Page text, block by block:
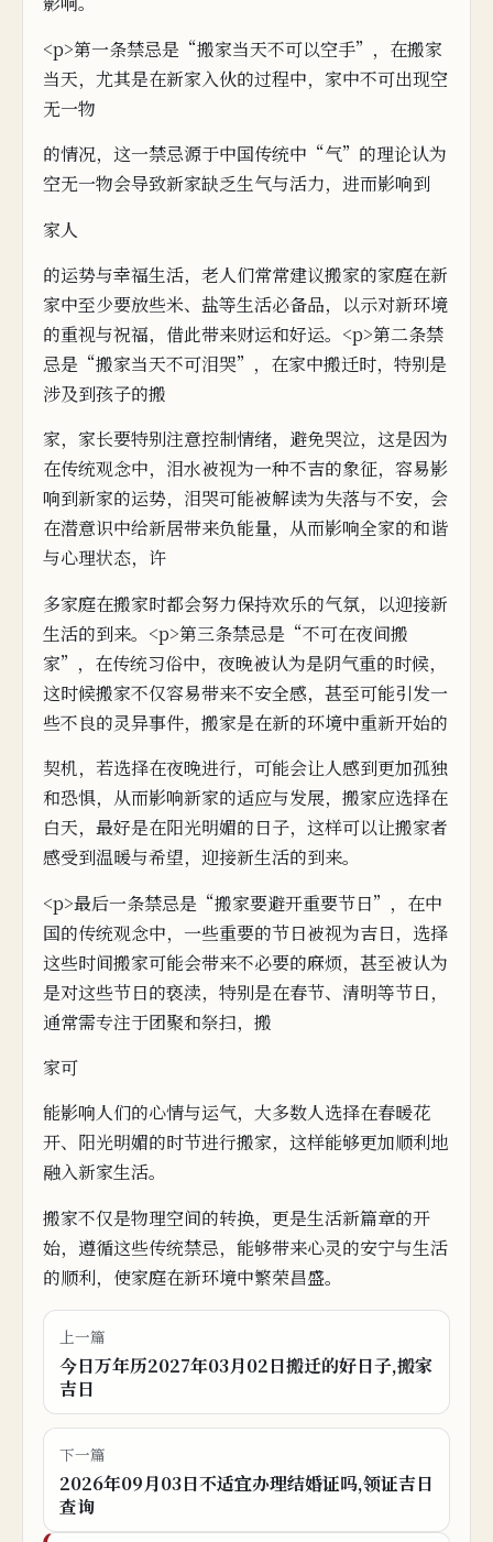
<p>第一条禁忌是“搬家当天不可以空手”，在搬家
当天，尤其是在新家入伙的过程中，家中不可出现空
无一物
的情况，这一禁忌源于中国传统中“气”的理论认为
空无一物会导致新家缺乏生气与活力， 进而影响到
家人
的运势与幸福生活， 老人们常常建议搬家的家庭在新
家中至少要放些米、盐等生活必备品， 以示对新环境
的重视与祝福， 借此带来财运和好运。<p>第二条禁
忌是“搬家当天不可泪哭”，在家中搬迁时，特别是
涉及到孩子的搬
家，家长要特别注意控制情绪， 避免哭泣，这是因为
在传统观念中，泪水被视为一种不吉的象征，容易影
响到新家的运势， 泪哭可能被解读为失落与不安，会
在潜意识中给新居带来负能量，从而影响全家的和谐
与心理状态，许
多家庭在搬家时都会努力保持欢乐的气氛，以迎接新
生活的到来。<p>第三条禁忌是“不可在夜间搬
家”， 在传统习俗中，夜晚被认为是阴气重的时候，
这时候搬家不仅容易带来不安全感，甚至可能引发一
些不良的灵异事件，搬家是在新的环境中重新开始的
契机，若选择在夜晚进行， 可能会让人感到更加孤独
和恐惧，从而影响新家的适应与发展， 搬家应选择在
白天，最好是在阳光明媚的日子，这样可以让搬家者
感受到温暖与希望，迎接新生活的到来。
<p>最后一条禁忌是“搬家要避开重要节日”，在中
国的传统观念中， 一些重要的节日被视为吉日，选择
这些时间搬家可能会带来不必要的麻烦，甚至被认为
是对这些节日的亵渎，特别是在春节、清明等节日，
通常需专注于团聚和祭扫， 搬
家可
能影响人们的心情与运气，大多数人选择在春暖花
开、阳光明媚的时节进行搬家，这样能够更加顺利地
融入新家生活。
搬家不仅是物理空间的转换，更是生活新篇章的开
始，遵循这些传统禁忌， 能够带来心灵的安宁与生活
的顺利，使家庭在新环境中繁荣昌盛。
上一篇
今日万年历2027年03月02日搬迁的好日子,搬家
吉日
下一篇
2026年09月03日不适宜办理结婚证吗,领证吉日
查询